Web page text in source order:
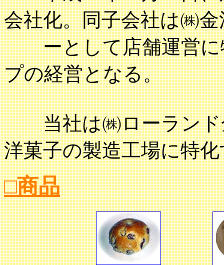
会社化。同子会社は㈱
ーとして店舗運営に
プの経営となる。
当社は㈱ローランド
洋菓子の製造工場に特
□商品